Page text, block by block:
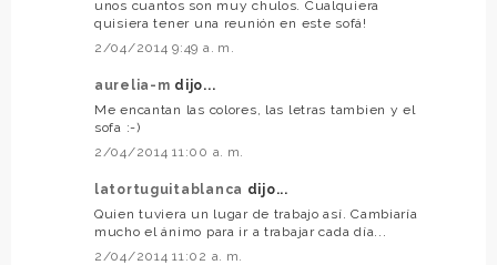
unos cuantos son muy chulos. Cualquiera
quisiera tener una reunión en este sofá!
2/04/2014 9:49 a. m.
aurelia-m dijo...
Me encantan las colores, las letras tambien y el
sofa :-)
2/04/2014 11:00 a. m.
latortuguitablanca dijo...
Quien tuviera un lugar de trabajo así. Cambiaría
mucho el ánimo para ir a trabajar cada día...
2/04/2014 11:02 a. m.